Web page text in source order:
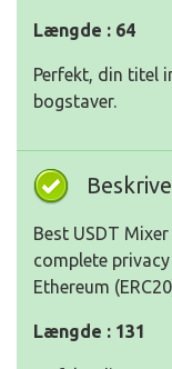
Længde : 64
Perfekt, din titel
bogstaver.
Best USDT
complete
Ethereum
Længde : 131